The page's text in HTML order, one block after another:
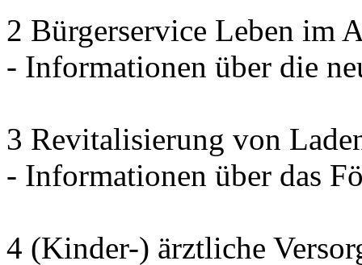
2 Bürgerservice Leben im
- Informationen über die
3 Revitalisierung von
- Informationen über das
4 (Kinder-) ärztliche